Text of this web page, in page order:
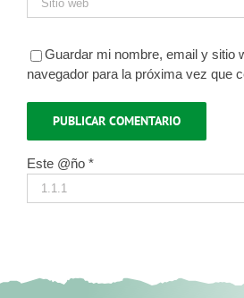
Guardar mi nombre, email y sitio
navegador para la próxima vez que
Este @ño *